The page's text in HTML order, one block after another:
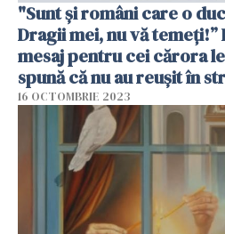
"Sunt și români care o
Dragii mei, nu vă temeți!”
mesaj pentru cei cărora
spună că nu au reușit în
16 OCTOMBRIE 2023